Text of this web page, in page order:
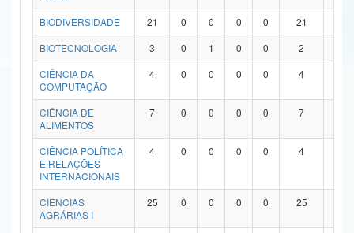
Advocacia-Geral da União
Banco Central do Brasil
BIODIVERSIDADE 21 0 0 0 0 21
BIOTECNOLOGIA
3 0 1 0 0 2
CIÊNCIA DA
COMPUTAÇÃO
4 0 0 0 0 4
CIÊNCIA DE
ALIMENTOS
7 0 0 0 0 7
CIÊNCIA POLÍTICA
E RELAÇÕES
INTERNACIONAIS
4 0 0 0 0 4
CIÊNCIAS
AGRÁRIAS I
25 0 0 0 0 25